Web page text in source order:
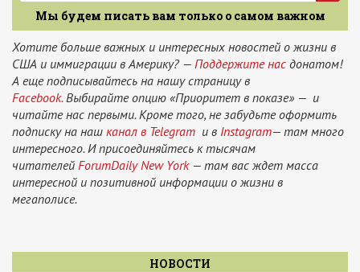
Мы будем писать вам только о самом важном
Хотите больше важных и интересных новостей о жизни в
США и иммиграции в Америку? — Поддержите нас донатом!
А еще подписывайтесь на нашу страницу в
Facebook.Выбирайте опцию «Приоритет в показе» — и
читайте нас первыми. Кроме того, не забудьте оформить
подписку на наш канал в Telegram и в Instagram— там много
интересного. И присоединяйтесь к тысячам
читателей ForumDaily New York— там вас ждет масса
интересной и позитивной информации о жизни в
мегаполисе.
НОВОСТИ